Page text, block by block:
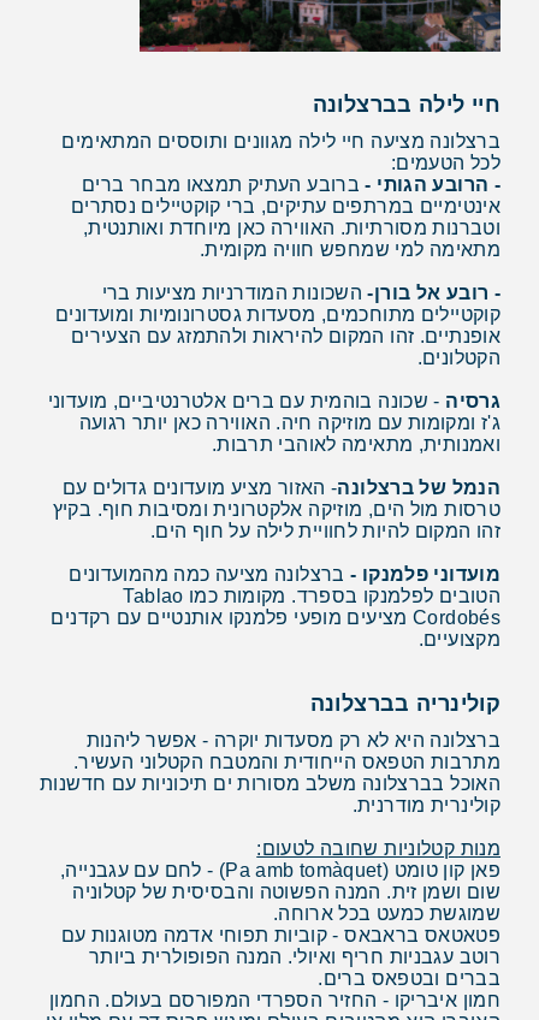
חיי לילה בברצלונה
ברצלונה מציעה חיי לילה מגוונים ותוססים המתאימים
לכל הטעמים:
- הרובע הגותי -ברובע העתיק תמצאו מבחר ברים
אינטימיים במרתפים עתיקים, ברי קוקטיילים נסתרים
וטברנות מסורתיות. האווירה כאן מיוחדת ואותנטית,
מתאימה למי שמחפש חוויה מקומית.
- רובע אל בורן-השכונות המודרניות מציעות ברי
קוקטיילים מתוחכמים, מסעדות גסטרונומיות ומועדונים
אופנתיים. זהו המקום להיראות ולהתמזג עם הצעירים
הקטלונים.
גרסיה - שכונה בוהמית עם ברים אלטרנטיביים, מועדוני
ג'ז ומקומות עם מוזיקה חיה. האווירה כאן יותר רגועה
ואמנותית, מתאימה לאוהבי תרבות.
הנמל של ברצלונה- האזור מציע מועדונים גדולים עם
טרסות מול הים, מוזיקה אלקטרונית ומסיבות חוף. בקיץ
זהו המקום להיות לחוויית לילה על חוף הים.
מועדוני פלמנקו - ברצלונה מציעה כמה מהמועדונים
הטובים לפלמנקו בספרד. מקומות כמו Tablao
Cordobés מציעים מופעי פלמנקו אותנטיים עם רקדנים
מקצועיים.
קולינריה בברצלונה
ברצלונה היא לא רק מסעדות יוקרה - אפשר ליהנות
מתרבות הטפאס הייחודית והמטבח הקטלוני העשיר.
האוכל בברצלונה משלב מסורות ים תיכוניות עם חדשנות
קולינרית מודרנית.
מנות קטלוניות שחובה לטעום:
פאן קון טומט (Pa amb tomàquet) - לחם עם עגבנייה,
שום ושמן זית. המנה הפשוטה והבסיסית של קטלוניה
שמוגשת כמעט בכל ארוחה.
פטאטאס בראבאס - קוביות תפוחי אדמה מטוגנות עם
רוטב עגבניות חריף ואיולי. המנה הפופולרית ביותר
בברים ובטפאס ברים.
חמון איבריקו - החזיר הספרדי המפורסם בעולם. החמון